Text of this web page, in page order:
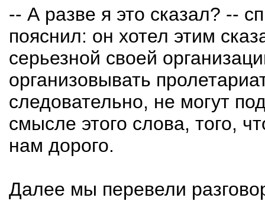
-- А разве я это сказал? --
пояснил: он хотел этим
серьезной своей
организовывать
следовательно, не могут
смысле этого слова, того,
нам дорого.
Далее мы перевели